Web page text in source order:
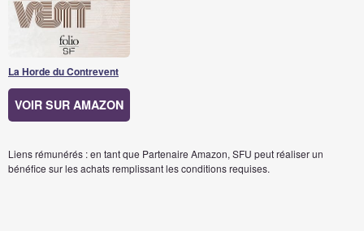
La Horde du Contrevent
VOIR SUR AMAZON
Liens rémunérés : en tant que Partenaire Amazon, SFU peut réaliser un
bénéfice sur les achats remplissant les conditions requises.